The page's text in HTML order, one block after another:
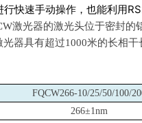
快速手动操作，也能利用
激光器的激光头位于密封的
光器具有超过1000米的长相干
FQCW266-10/25/50/100/
266±1nm